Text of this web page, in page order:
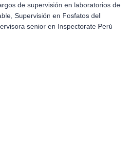
de supervisión en laboratorios de
Supervisión en Fosfatos del
senior en Inspectorate Perú –